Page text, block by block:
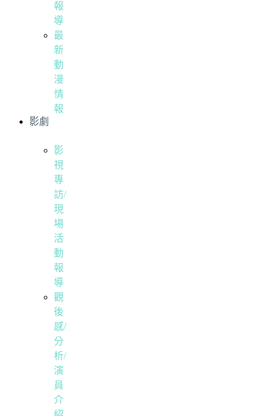
報
導
最
新
動
漫
情
報
影劇
影
視
專
訪/
現
場
活
動
報
導
觀
後
感/
分
析/
演
員
介